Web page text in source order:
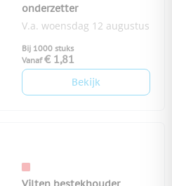
onderzetter
V.a. woensdag 12 augustus
Bij 1000 stuks
Vanaf € 1,81
Bekijk